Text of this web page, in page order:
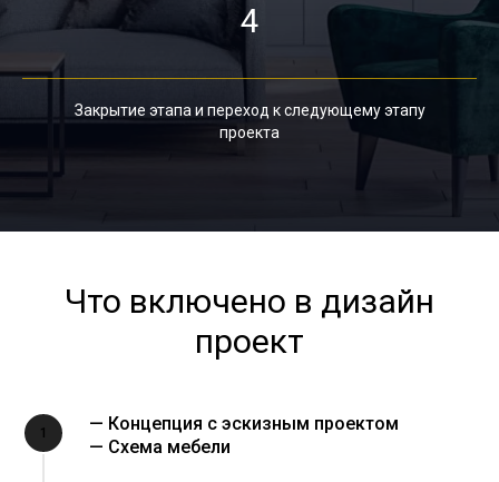
4
Закрытие этапа и переход к следующему этапу
проекта
Что включено в дизайн
проект
1
— Концепция с эскизным проектом
— Схема мебели